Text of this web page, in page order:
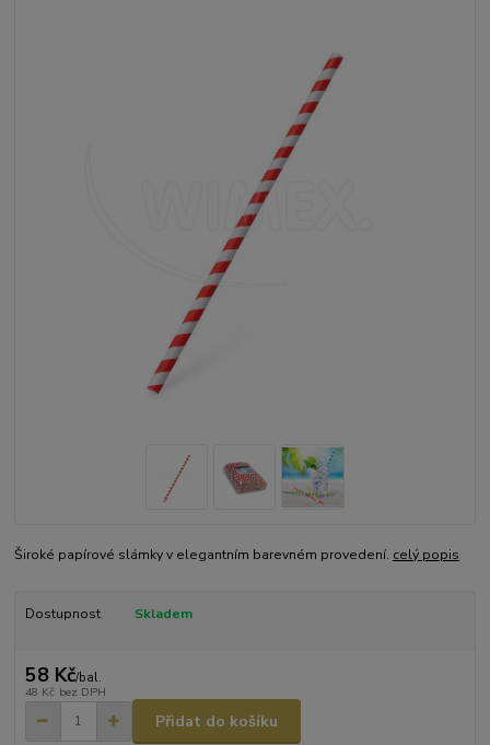
Široké papírové slámky v elegantním barevném provedení. celý popis
Dostupnost Skladem
58 Kč/bal.
48 Kč bez DPH
Přidat do košíku